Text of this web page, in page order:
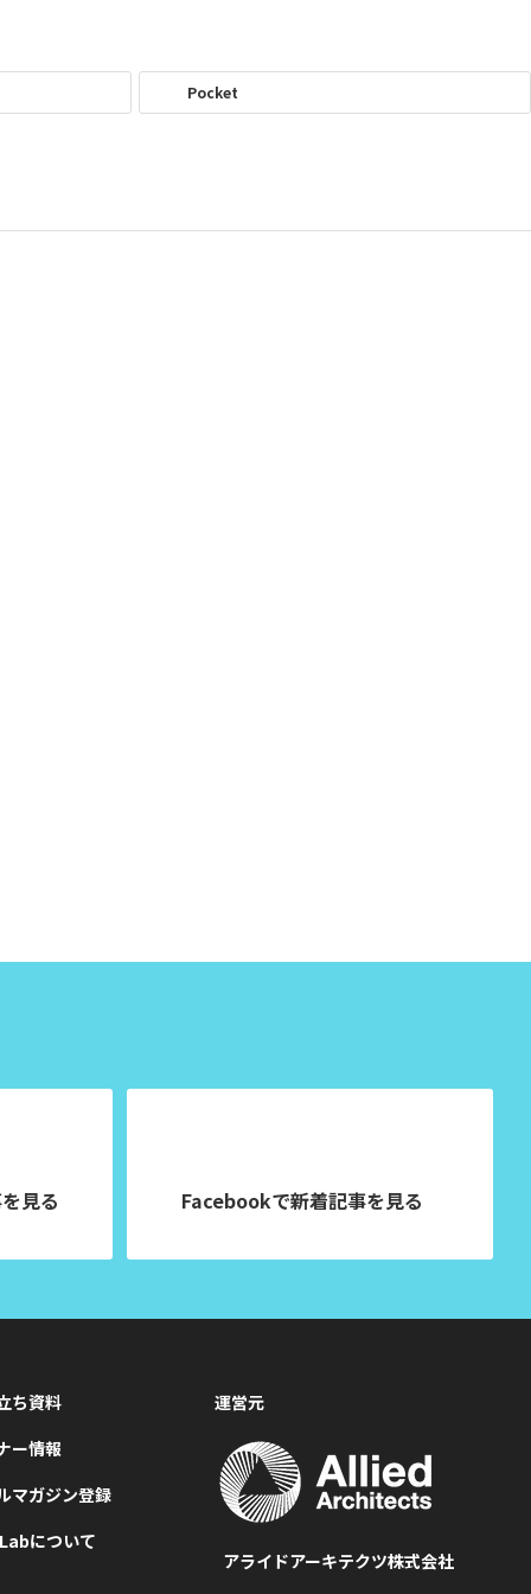
Pocket
見る Facebookで新着記事を見る
ち資料
ー情報
マガジン登録
について
運営元
アライドアーキテクツ株式会社